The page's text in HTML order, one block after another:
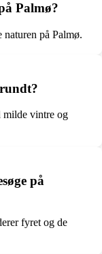
Palmø?
på Palmø.
milde vintre og
på
fyret og de